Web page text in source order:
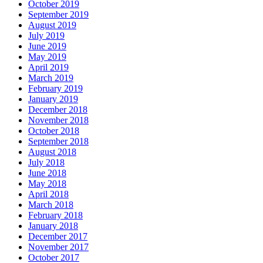
October 2019
September 2019
August 2019
July 2019
June 2019
May 2019
April 2019
March 2019
February 2019
January 2019
December 2018
November 2018
October 2018
September 2018
August 2018
July 2018
June 2018
May 2018
April 2018
March 2018
February 2018
January 2018
December 2017
November 2017
October 2017